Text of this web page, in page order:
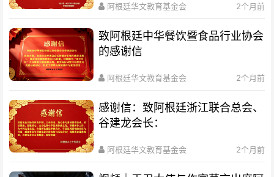
阿根廷华文教育基金会 2个月前
致阿根廷中华餐饮暨食品行业协会
的感谢信
阿根廷华文教育基金会 2个月前
感谢信：致阿根廷浙江联合总会、
谷建龙会长：
阿根廷华文教育基金会 2个月前